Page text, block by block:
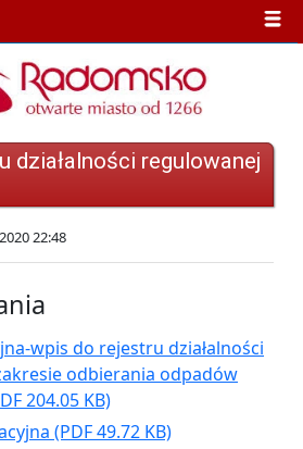
działalności regulowanej
22:48
wpis do rejestru działalności
odbierania odpadów
204.05 KB)
(PDF 49.72 KB)